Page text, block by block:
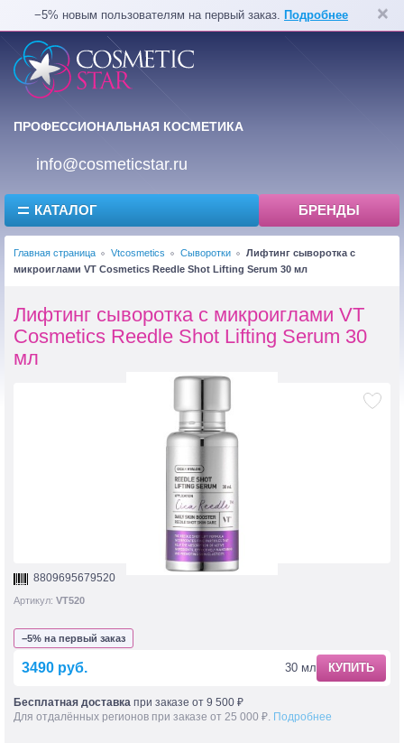
−5% новым пользователям на первый заказ. Подробнее
ПРОФЕССИОНАЛЬНАЯ КОСМЕТИКА
info@cosmeticstar.ru
КАТАЛОГ БРЕНДЫ
Главная страница Vtcosmetics Сыворотки
Лифтинг сыворотка с
микроиглами VT Cosmetics Reedle Shot Lifting Serum 30 мл
Лифтинг сыворотка с микроиглами VT
Cosmetics Reedle Shot Lifting Serum 30
мл
8809695679520
Артикул: VT520
−5% на первый заказ
3490 руб. 30 мл КУПИТЬ
Бесплатная доставка при заказе от 9 500 ₽
Для отдалённых регионов при заказе от 25 000 ₽. Подробнее